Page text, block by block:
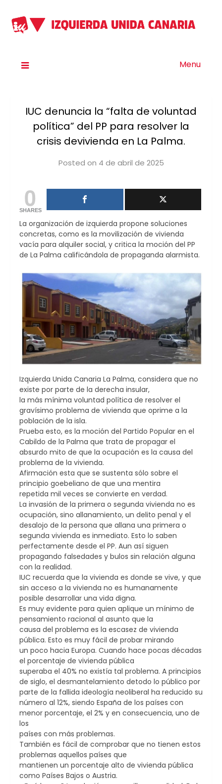
Menu
IUC denuncia la “falta de voluntad
política” del PP para resolver la
crisis devivienda en La Palma.
Posted on 4 de abril de 2025
0
SHARES
La organización de izquierda propone soluciones
concretas, como es la movilización de vivienda
vacía para alquiler social, y critica la moción del PP
de La Palma calificándola de propaganda alarmista.
Izquierda Unida Canaria La Palma, considera que no
existe por parte de la derecha insular,
la más mínima voluntad política de resolver el
gravísimo problema de vivienda que oprime a la
población de la isla.
Prueba esto, es la moción del Partido Popular en el
Cabildo de la Palma que trata de propagar el
absurdo mito de que la ocupación es la causa del
problema de la vivienda.
Afirmación esta que se sustenta sólo sobre el
principio goebeliano de que una mentira
repetida mil veces se convierte en verdad.
La invasión de la primera o segunda vivienda no es
ocupación, sino allanamiento, un delito penal y el
desalojo de la persona que allana una primera o
segunda vivienda es inmediato. Esto lo saben
perfectamente desde el PP. Aun así siguen
propagando falsedades y bulos sin relación alguna
con la realidad.
IUC recuerda que la vivienda es donde se vive, y que
sin acceso a la vivienda no es humanamente
posible desarrollar una vida digna.
Es muy evidente para quien aplique un mínimo de
pensamiento racional al asunto que la
causa del problema es la escasez de vivienda
pública. Esto es muy fácil de probar mirando
un poco hacia Europa. Cuando hace pocas décadas
el porcentaje de vivienda pública
superaba el 40% no existía tal problema. A principios
de siglo, el desmantelamiento detodo lo público por
parte de la fallida ideología neoliberal ha reducido su
número al 12%, siendo España de los países con
menor porcentaje, el 2% y en consecuencia, uno de
los
países con más problemas.
También es fácil de comprobar que no tienen estos
problemas aquellos países que
mantienen un porcentaje alto de vivienda pública
como Países Bajos o Austria.